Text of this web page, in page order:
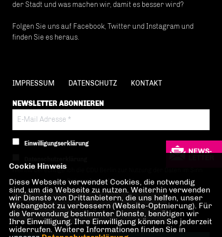
der Stadt und was machen wir, damit es besser wird?
Folgen Sie uns auf Facebook, Twitter und Instagram und
finden Sie es heraus.
IMPRESSUM DATENSCHUTZ KONTAKT
NEWSLETTER ABONNIEREN
Einwilligungserklärung
Hiermit berechtige ich die CDU Berlin zur Nutzung der Daten im Sinn
der nachfolgenden Datenschutzerklärung.*
Anti-Roboter-Verifizierung
Hier klicken
Friendly Captcha ⇗
Cookie Hinweis
Diese Webseite verwendet Cookies, die notwendig
sind, um die Webseite zu nutzen. Weiterhin verwenden
wir Dienste von Drittanbietern, die uns helfen, unser
Webangebot zu verbessern (Website-Optmierung). Für
die Verwendung bestimmter Dienste, benötigen wir
Ihre Einwilligung. Ihre Einwilligung können Sie jederzeit
widerrufen. Weitere Informationen finden Sie in